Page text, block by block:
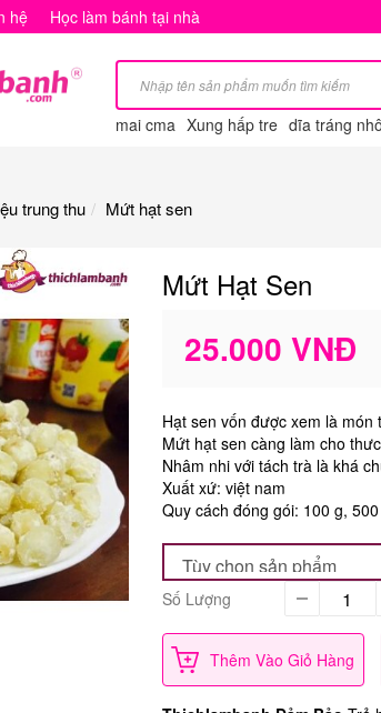
hệ Học làm bánh tại nhà
mai cma Xung hấp tre dĩa tráng
trung thu Mứt hạt sen
Mứt Hạt Sen
25.000 VNĐ
Hạt sen vốn được xem là món
Mứt hạt sen càng làm cho
Nhâm nhi với tách trà là khá
Xuất xứ: việt nam
Quy cách đóng gói: 100 g,
Số Lượng
Thêm Vào Giỏ Hàng